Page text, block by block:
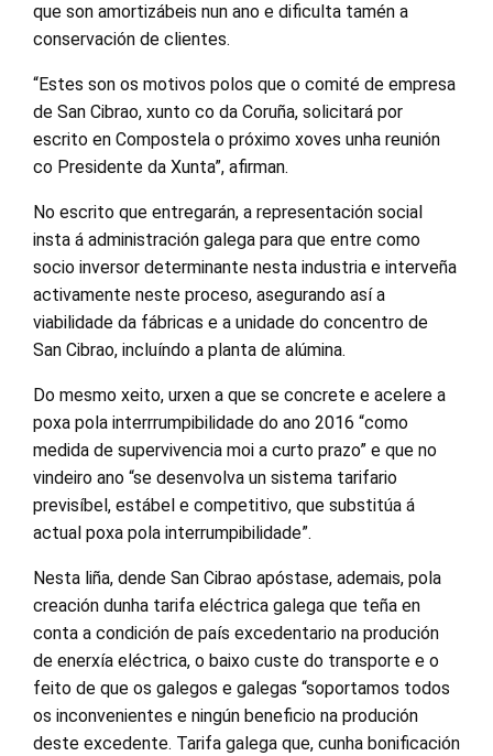
que son amortizábeis nun ano e dificulta tamén a
conservación de clientes.
“Estes son os motivos polos que o comité de empresa
de San Cibrao, xunto co da Coruña, solicitará por
escrito en Compostela o próximo xoves unha reunión
co Presidente da Xunta”, afirman.
No escrito que entregarán, a representación social
insta á administración galega para que entre como
socio inversor determinante nesta industria e interveña
activamente neste proceso, asegurando así a
viabilidade da fábricas e a unidade do concentro de
San Cibrao, incluíndo a planta de alúmina.
Do mesmo xeito, urxen a que se concrete e acelere a
poxa pola interrrumpibilidade do ano 2016 “como
medida de supervivencia moi a curto prazo” e que no
vindeiro ano “se desenvolva un sistema tarifario
previsíbel, estábel e competitivo, que substitúa á
actual poxa pola interrumpibilidade”.
Nesta liña, dende San Cibrao apóstase, ademais, pola
creación dunha tarifa eléctrica galega que teña en
conta a condición de país excedentario na produción
de enerxía eléctrica, o baixo custe do transporte e o
feito de que os galegos e galegas “soportamos todos
os inconvenientes e ningún beneficio na produción
deste excedente. Tarifa galega que, cunha bonificación